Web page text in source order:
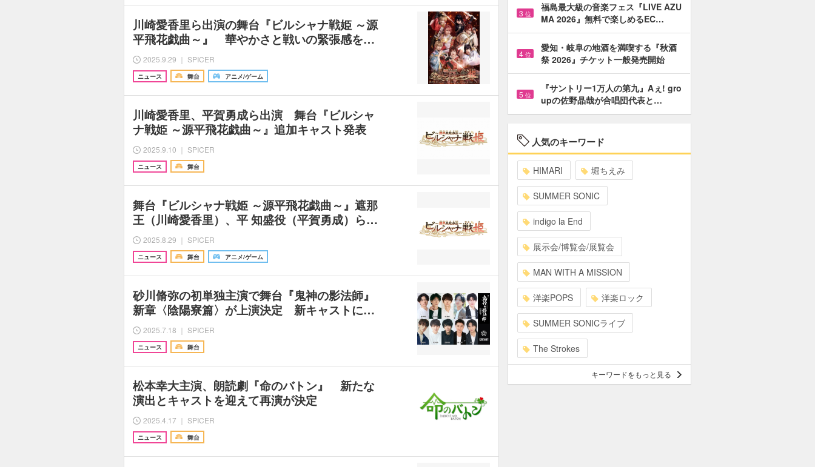
川崎愛香里ら出演の舞台『ビルシャナ戦姫 ～源
平飛花戯曲～』 華やかさと戦いの緊張感を…
2025.9.29 ｜ SPICER
ニュース 舞台 アニメ/ゲーム
川崎愛香里、平賀勇成ら出演 舞台『ビルシャ
ナ戦姫 ～源平飛花戯曲～』追加キャスト発表
2025.9.10 ｜ SPICER
ニュース 舞台
舞台『ビルシャナ戦姫 ～源平飛花戯曲～』遮那
王（川崎愛香里）、平 知盛役（平賀勇成）ら…
2025.8.29 ｜ SPICER
ニュース 舞台 アニメ/ゲーム
砂川脩弥の初単独主演で舞台『鬼神の影法師』
新章〈陰陽寮篇〉が上演決定 新キャストに…
2025.7.18 ｜ SPICER
ニュース 舞台
松本幸大主演、朗読劇『命のバトン』 新たな
演出とキャストを迎えて再演が決定
2025.4.17 ｜ SPICER
ニュース 舞台
3 位
福島最大級の音楽フェス『LIVE AZU
MA 2026』無料で楽しめるEC…
4 位
愛知・岐阜の地酒を満喫する『秋酒
祭 2026』チケット一般発売開始
5 位
『サントリー1万人の第九』Aぇ! gro
upの佐野晶哉が合唱団代表と…
人気のキーワード
HIMARI 堀ちえみ
SUMMER SONIC
indigo la End
展示会/博覧会/展覧会
MAN WITH A MISSION
洋楽POPS 洋楽ロック
SUMMER SONICライブ
The Strokes
キーワードをもっと見る